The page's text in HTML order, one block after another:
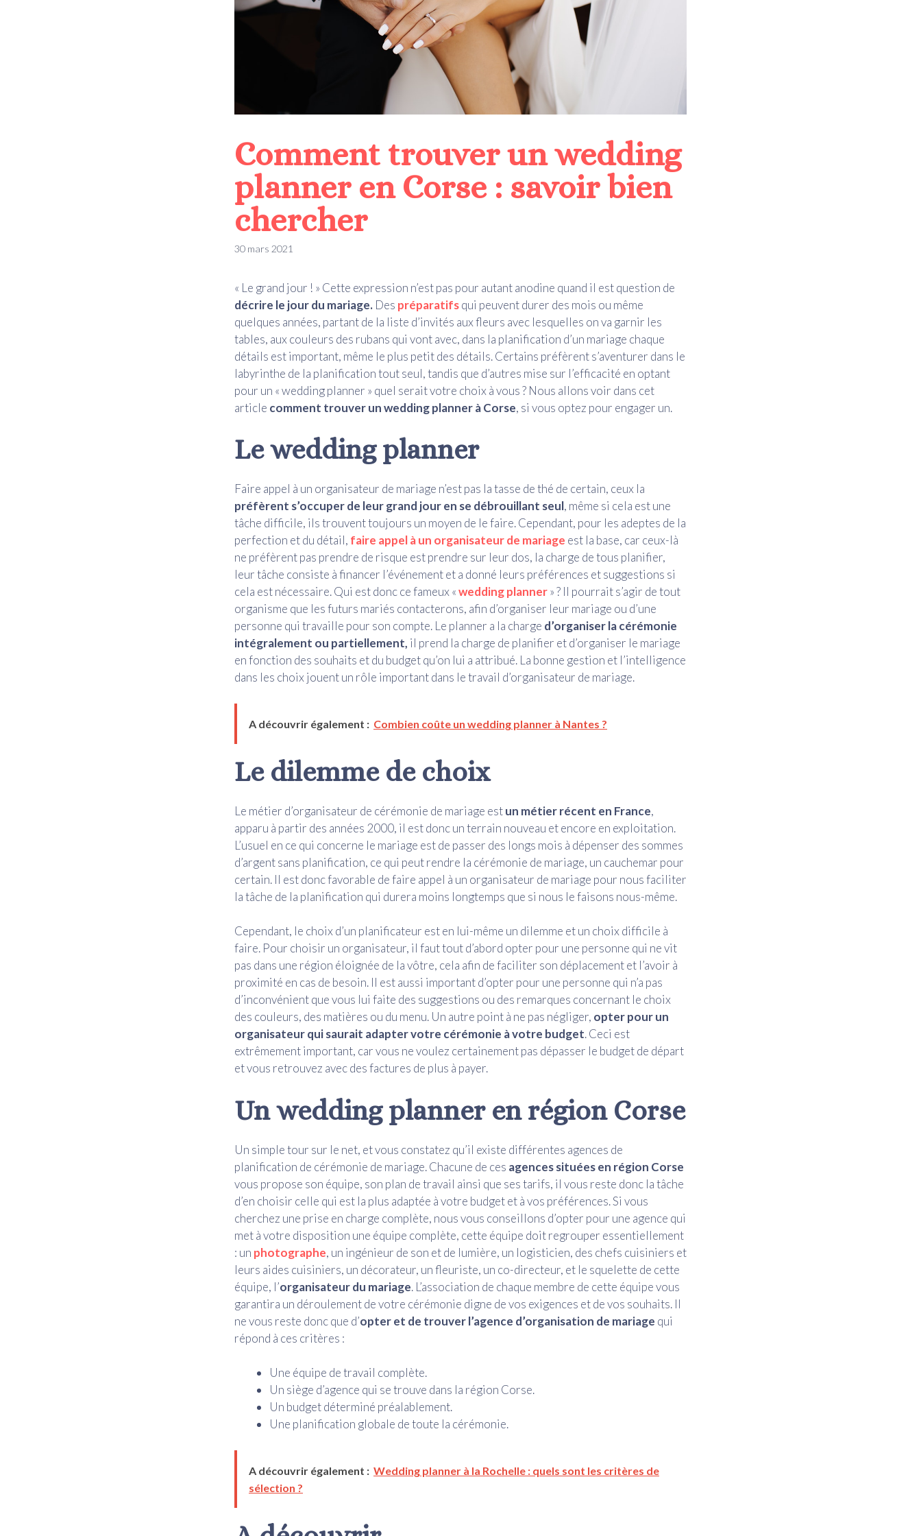
Comment trouver un wedding
planner en Corse : savoir bien
chercher
30 mars 2021
« Le grand jour ! » Cette expression n’est pas pour autant anodine quand il est question de
décrire le jour du mariage. Des préparatifsqui peuvent durer des mois ou même
quelques années, partant de la liste d’invités aux fleurs avec lesquelles on va garnir les
tables, aux couleurs des rubans qui vont avec, dans la planification d’un mariage chaque
détails est important, même le plus petit des détails. Certains préfèrent s’aventurer dans le
labyrinthe de la planification tout seul, tandis que d’autres mise sur l’efficacité en optant
pour un « wedding planner » quel serait votre choix à vous ? Nous allons voir dans cet
article comment trouver un wedding planner à Corse, si vous optez pour engager un.
Le wedding planner
Faire appel à un organisateur de mariage n’est pas la tasse de thé de certain, ceux la
préfèrent s’occuper de leur grand jour en se débrouillant seul, même si cela est une
tâche difficile, ils trouvent toujours un moyen de le faire. Cependant, pour les adeptes de la
perfection et du détail, faire appel à un organisateur de mariage est la base, car ceux-là
ne préfèrent pas prendre de risque est prendre sur leur dos, la charge de tous planifier,
leur tâche consiste à financer l’événement et a donné leurs préférences et suggestions si
cela est nécessaire. Qui est donc ce fameux «wedding planner» ? Il pourrait s’agir de tout
organisme que les futurs mariés contacterons, afin d’organiser leur mariage ou d’une
personne qui travaille pour son compte. Le planner a la charge d’organiser la cérémonie
intégralement ou partiellement, il prend la charge de planifier et d’organiser le mariage
en fonction des souhaits et du budget qu’on lui a attribué. La bonne gestion et l’intelligence
dans les choix jouent un rôle important dans le travail d’organisateur de mariage.
A découvrir également : Combien coûte un wedding planner à Nantes ?
Le dilemme de choix
Le métier d’organisateur de cérémonie de mariage estun métier récent en France,
apparu à partir des années 2000, il est donc un terrain nouveau et encore en exploitation.
L’usuel en ce qui concerne le mariage est de passer des longs mois à dépenser des sommes
d’argent sans planification, ce qui peut rendre la cérémonie de mariage, un cauchemar pour
certain. Il est donc favorable de faire appel à un organisateur de mariage pour nous faciliter
la tâche de la planification qui durera moins longtemps que si nous le faisons nous-même.
Cependant, le choix d’un planificateur est en lui-même un dilemme et un choix difficile à
faire. Pour choisir un organisateur, il faut tout d’abord opter pour une personne qui ne vit
pas dans une région éloignée de la vôtre, cela afin de faciliter son déplacement et l’avoir à
proximité en cas de besoin. Il est aussi important d’opter pour une personne qui n’a pas
d’inconvénient que vous lui faite des suggestions ou des remarques concernant le choix
des couleurs, des matières ou du menu. Un autre point à ne pas négliger, opter pour un
organisateur qui saurait adapter votre cérémonie à votre budget. Ceci est
extrêmement important, car vous ne voulez certainement pas dépasser le budget de départ
et vous retrouvez avec des factures de plus à payer.
Un wedding planner en région Corse
Un simple tour sur le net, et vous constatez qu’il existe différentes agences de
planification de cérémonie de mariage. Chacune de ces agences situées en région Corse
vous propose son équipe, son plan de travail ainsi que ses tarifs, il vous reste donc la tâche
d’en choisir celle qui est la plus adaptée à votre budget et à vos préférences. Si vous
cherchez une prise en charge complète, nous vous conseillons d’opter pour une agence qui
met à votre disposition une équipe complète, cette équipe doit regrouper essentiellement
: un photographe, un ingénieur de son et de lumière, un logisticien, des chefs cuisiniers et
leurs aides cuisiniers, un décorateur, un fleuriste, un co-directeur, et le squelette de cette
équipe, l’organisateur du mariage. L’association de chaque membre de cette équipe vous
garantira un déroulement de votre cérémonie digne de vos exigences et de vos souhaits. Il
ne vous reste donc que d’opter et de trouver l’agence d’organisation de mariage qui
répond à ces critères :
Une équipe de travail complète.
Un siège d’agence qui se trouve dans la région Corse.
Un budget déterminé préalablement.
Une planification globale de toute la cérémonie.
A découvrir également : Wedding planner à la Rochelle : quels sont les critères de
sélection ?